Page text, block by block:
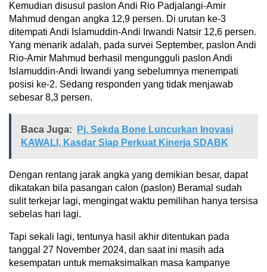
Kemudian disusul paslon Andi Rio Padjalangi-Amir
Mahmud dengan angka 12,9 persen. Di urutan ke-3
ditempati Andi Islamuddin-Andi Irwandi Natsir 12,6 persen.
Yang menarik adalah, pada survei September, paslon Andi
Rio-Amir Mahmud berhasil mengungguli paslon Andi
Islamuddin-Andi Irwandi yang sebelumnya menempati
posisi ke-2. Sedang responden yang tidak menjawab
sebesar 8,3 persen.
Baca Juga:
Pj. Sekda Bone Luncurkan Inovasi
KAWALI, Kasdar Siap Perkuat Kinerja SDABK
Dengan rentang jarak angka yang demikian besar, dapat
dikatakan bila pasangan calon (paslon) Beramal sudah
sulit terkejar lagi, mengingat waktu pemilihan hanya tersisa
sebelas hari lagi.
Tapi sekali lagi, tentunya hasil akhir ditentukan pada
tanggal 27 November 2024, dan saat ini masih ada
kesempatan untuk memaksimalkan masa kampanye